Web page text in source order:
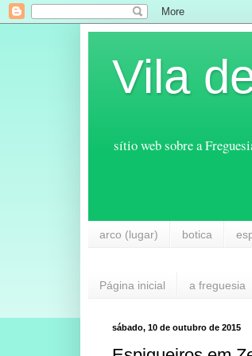
Vila
sítio web sobre a
arco (lugar) botica
Página inicial a freguesia
sábado, 10 de outubro de 2015